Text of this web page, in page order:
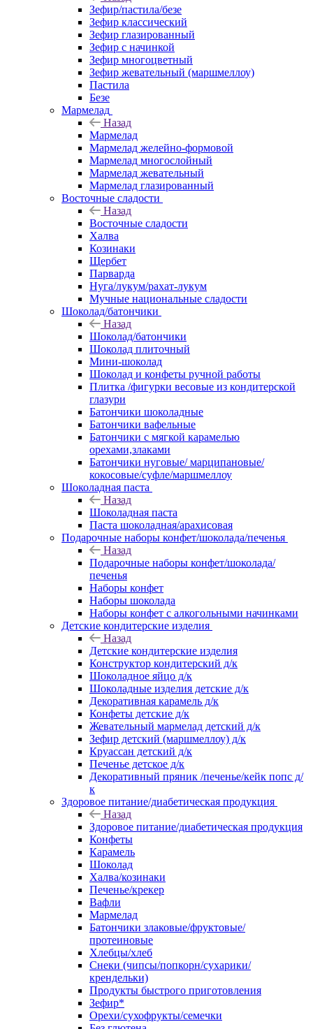
Зефир/пастила/безе
Зефир классический
Зефир глазированный
Зефир с начинкой
Зефир многоцветный
Зефир жевательный (маршмеллоу)
Пастила
Безе
Мармелад
Назад
Мармелад
Мармелад желейно-формовой
Мармелад многослойный
Мармелад жевательный
Мармелад глазированный
Восточные сладости
Назад
Восточные сладости
Халва
Козинаки
Щербет
Парварда
Нуга/лукум/рахат-лукум
Мучные национальные сладости
Шоколад/батончики
Назад
Шоколад/батончики
Шоколад плиточный
Мини-шоколад
Шоколад и конфеты ручной работы
Плитка /фигурки весовые из кондитерской
глазури
Батончики шоколадные
Батончики вафельные
Батончики с мягкой карамелью
орехами,злаками
Батончики нуговые/ марципановые/
кокосовые/суфле/маршмеллоу
Шоколадная паста
Назад
Шоколадная паста
Паста шоколадная/арахисовая
Подарочные наборы конфет/шоколада/печенья
Назад
Подарочные наборы конфет/шоколада/
печенья
Наборы конфет
Наборы шоколада
Наборы конфет с алкогольными начинками
Детские кондитерские изделия
Назад
Детские кондитерские изделия
Конструктор кондитерский д/к
Шоколадное яйцо д/к
Шоколадные изделия детские д/к
Декоративная карамель д/к
Конфеты детские д/к
Жевательный мармелад детский д/к
Зефир детский (маршмеллоу) д/к
Круассан детский д/к
Печенье детское д/к
Декоративный пряник /печенье/кейк попс д/
к
Здоровое питание/диабетическая продукция
Назад
Здоровое питание/диабетическая продукция
Конфеты
Карамель
Шоколад
Халва/козинаки
Печенье/крекер
Вафли
Мармелад
Батончики злаковые/фруктовые/
протеиновые
Хлебцы/хлеб
Снеки (чипсы/попкорн/сухарики/
крендельки)
Продукты быстрого приготовления
Зефир*
Орехи/сухофрукты/семечки